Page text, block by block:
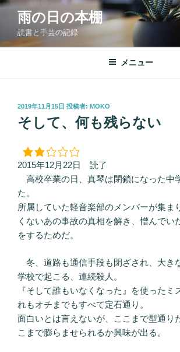
コ
ン
へ
雨の日の本棚
読書と手芸の記録
メニュー
投
稿
日:
2019年11月15日 投稿者: MOKO
そして、何も残らない
2015年12月22日 読了
高校卒業の日、真琴は閉鎖になった中
た。
所属していた軽音楽部のメンバーが集ま
くないあの事故の真相を解き、憎んでい
をするためだ。
冬、道路も通信手段も閉ざされ、大き
学校で起こる、連続殺人。
『そして誰もいなくなった』を使ったミ
れもオチまでもすべて定石通り。
面白いとは言えないが、ここまで型通り
こまで膨らませられるか興味が出る。